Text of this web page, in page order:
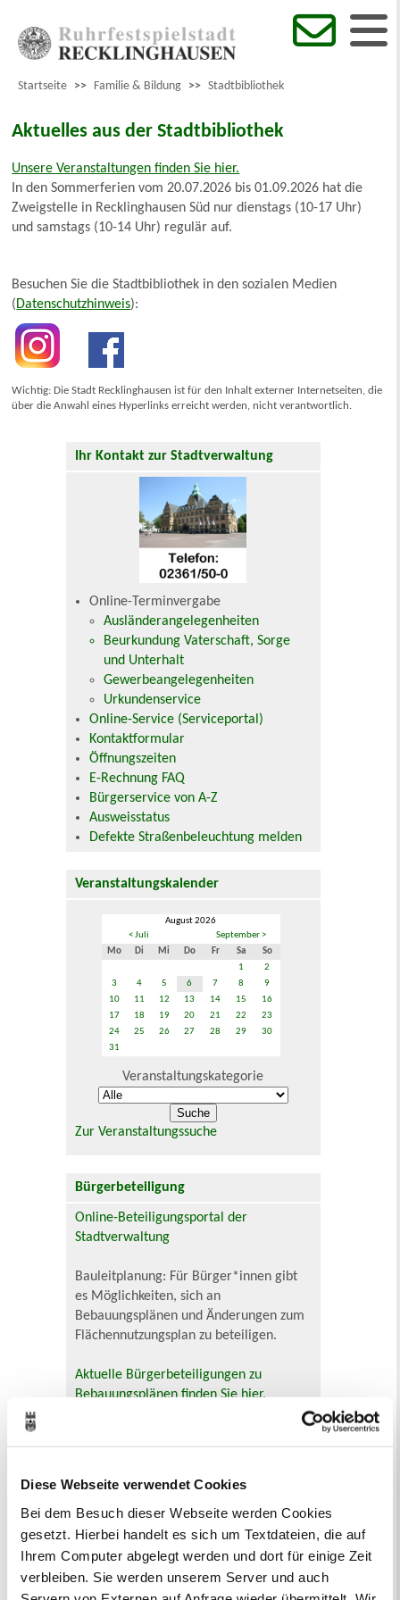
Diese Webseite verwendet Cookies
Bei dem Besuch dieser Webseite werden Cookies
gesetzt. Hierbei handelt es sich um Textdateien, die auf
Ihrem Computer abgelegt werden und dort für einige Zeit
verbleiben. Sie werden unserem Server und auch
Startseite >> Familie & Bildung >> Stadtbibliothek
Aktuelles aus der Stadtbibliothek
Unsere Veranstaltungen finden Sie hier.
In den Sommerferien vom 20.07.2026 bis 01.09.2026 hat die
Zweigstelle in Recklinghausen Süd nur dienstags (10-17 Uhr)
und samstags (10-14 Uhr) regulär auf.
Besuchen Sie die Stadtbibliothek in den sozialen Medien
(Datenschutzhinweis):
Wichtig: Die Stadt Recklinghausen ist für den Inhalt externer Internetseiten, die
über die Anwahl eines Hyperlinks erreicht werden, nicht verantwortlich.
Ihr Kontakt zur Stadtverwaltung
Online-Terminvergabe
Ausländerangelegenheiten
Beurkundung Vaterschaft, Sorge
und Unterhalt
Gewerbeangelegenheiten
Urkundenservice
Online-Service (Serviceportal)
Kontaktformular
Öffnungszeiten
E-Rechnung FAQ
Bürgerservice von A-Z
Ausweisstatus
Defekte Straßenbeleuchtung melden
Veranstaltungskalender
August 2026
< Juli
September >
Mo
Di Mi Do Fr Sa
So
1
2
3
4 5 6 7 8
9
10
11 12 13 14 15
16
17
18 19 20 21 22
23
24
25 26 27 28 29
30
31
Veranstaltungskategorie
Zur Veranstaltungssuche
Bürgerbeteiligung
Online-Beteiligungsportal der
Stadtverwaltung
Bauleitplanung: Für Bürger*innen gibt
es Möglichkeiten, sich an
Bebauungsplänen und Änderungen zum
Flächennutzungsplan zu beteiligen.
Aktuelle Bürgerbeteiligungen zu
Bebauungsplänen finden Sie hier.
Lebenslagen
Neu in Recklinghausen
Heiraten
Geburt
Sterbefall Umzug